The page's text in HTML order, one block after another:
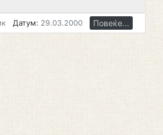
Датум: 29.03.2000 Повеќе...